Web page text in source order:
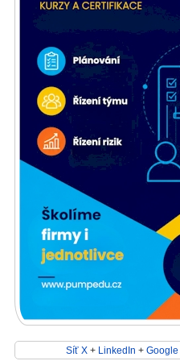
Síť X+ LinkedIn + Google